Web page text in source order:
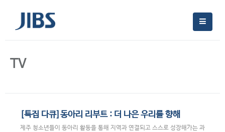
TV
[특집 다큐]동아리 리부트 : 더 나은 우리를 향해
제주 청소년들이 동아리 활동을 통해 지역과 연결되고 스스로 성장해가는 과